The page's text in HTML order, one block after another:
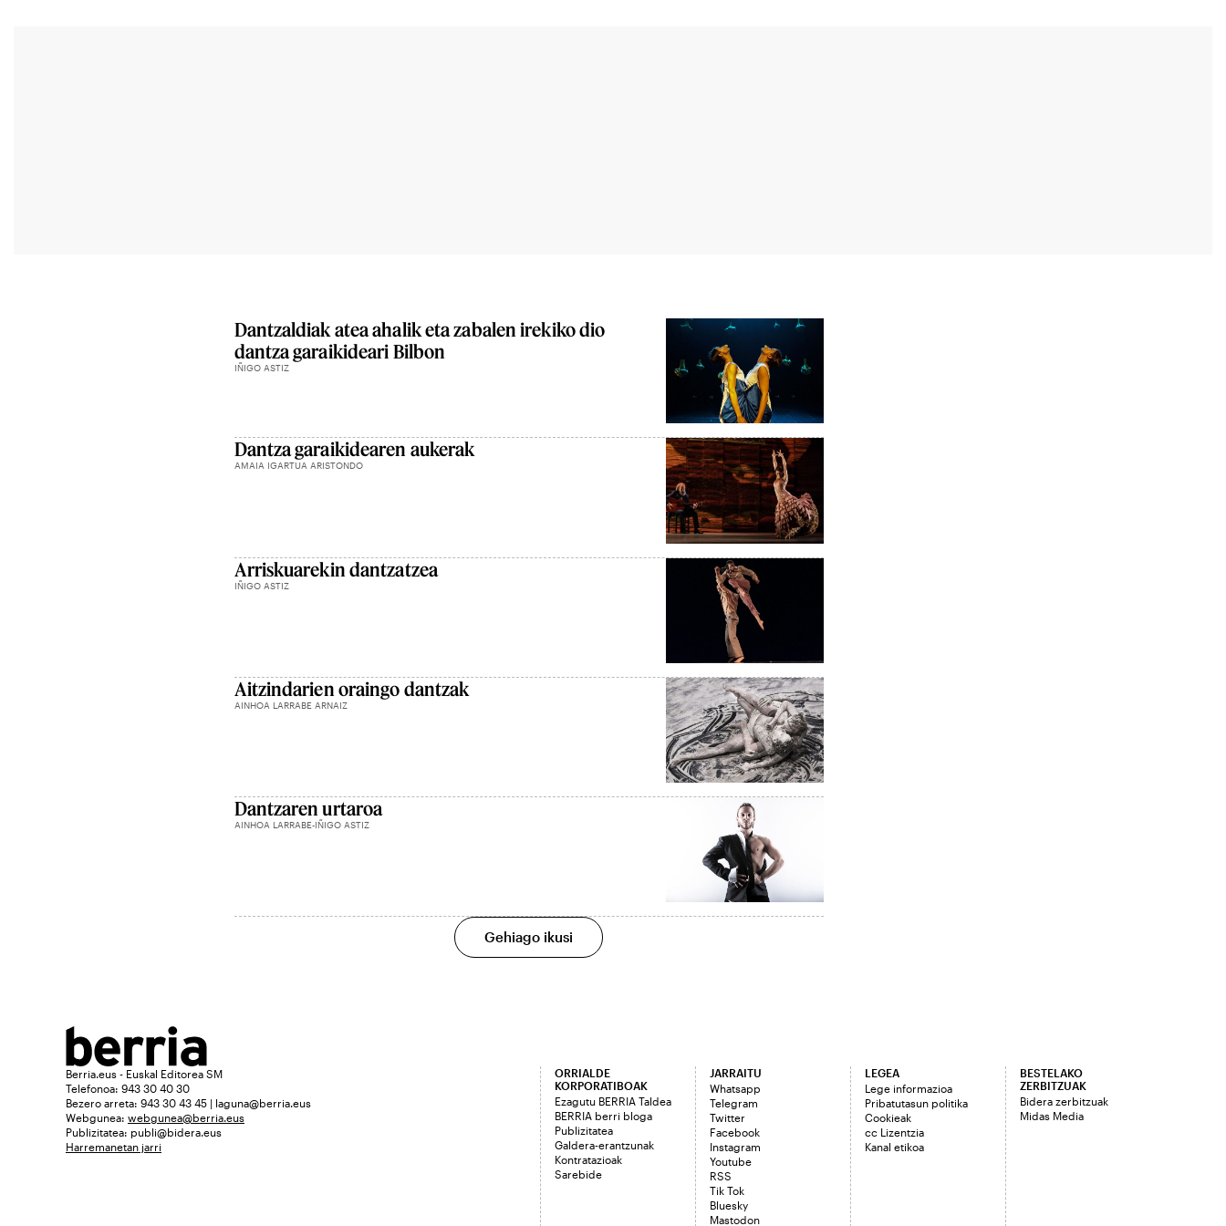
Dantzaldiak atea ahalik eta zabalen irekiko dio
dantza garaikideari Bilbon
IÑIGO ASTIZ
Dantza garaikidearen aukerak
AMAIA IGARTUA ARISTONDO
Arriskuarekin dantzatzea
IÑIGO ASTIZ
Aitzindarien oraingo dantzak
AINHOA LARRABE ARNAIZ
Dantzaren urtaroa
AINHOA LARRABE-IÑIGO ASTIZ
Gehiago ikusi
Berria.eus - Euskal Editorea SM
Telefonoa: 943 30 40 30
Bezero arreta: 943 30 43 45 | laguna@berria.eus
Webgunea: webgunea@berria.eus
Publizitatea: publi@bidera.eus
Harremanetan jarri
ORRIALDE
KORPORATIBOAK
Ezagutu BERRIA Taldea
BERRIA berri bloga
Publizitatea
Galdera-erantzunak
Kontratazioak
Sarebide
JARRAITU
Whatsapp
Telegram
Twitter
Facebook
Instagram
Youtube
RSS
Tik Tok
Bluesky
Mastodon
LEGEA
Lege informazioa
Pribatutasun politika
Cookieak
cc Lizentzia
Kanal etikoa
BESTELAKO
ZERBITZUAK
Bidera zerbitzuak
Midas Media